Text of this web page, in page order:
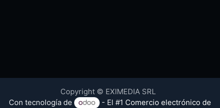
Copyright © EXIMEDIA SRL
Con tecnología de
- El #1 Comercio electrónico de